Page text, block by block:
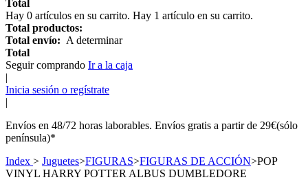
Total
Hay 0 artículos en su carrito. Hay 1 artículo en su carrito.
Total productos:
Total envío: A determinar
Total
Seguir comprando Ir a la caja
|
Inicia sesión o regístrate
|
Envíos en 48/72 horas laborables. Envíos gratis a partir de 29€(sólo
península)*
Index > Juguetes>FIGURAS>FIGURAS DE ACCIÓN>POP
VINYL HARRY POTTER ALBUS DUMBLEDORE